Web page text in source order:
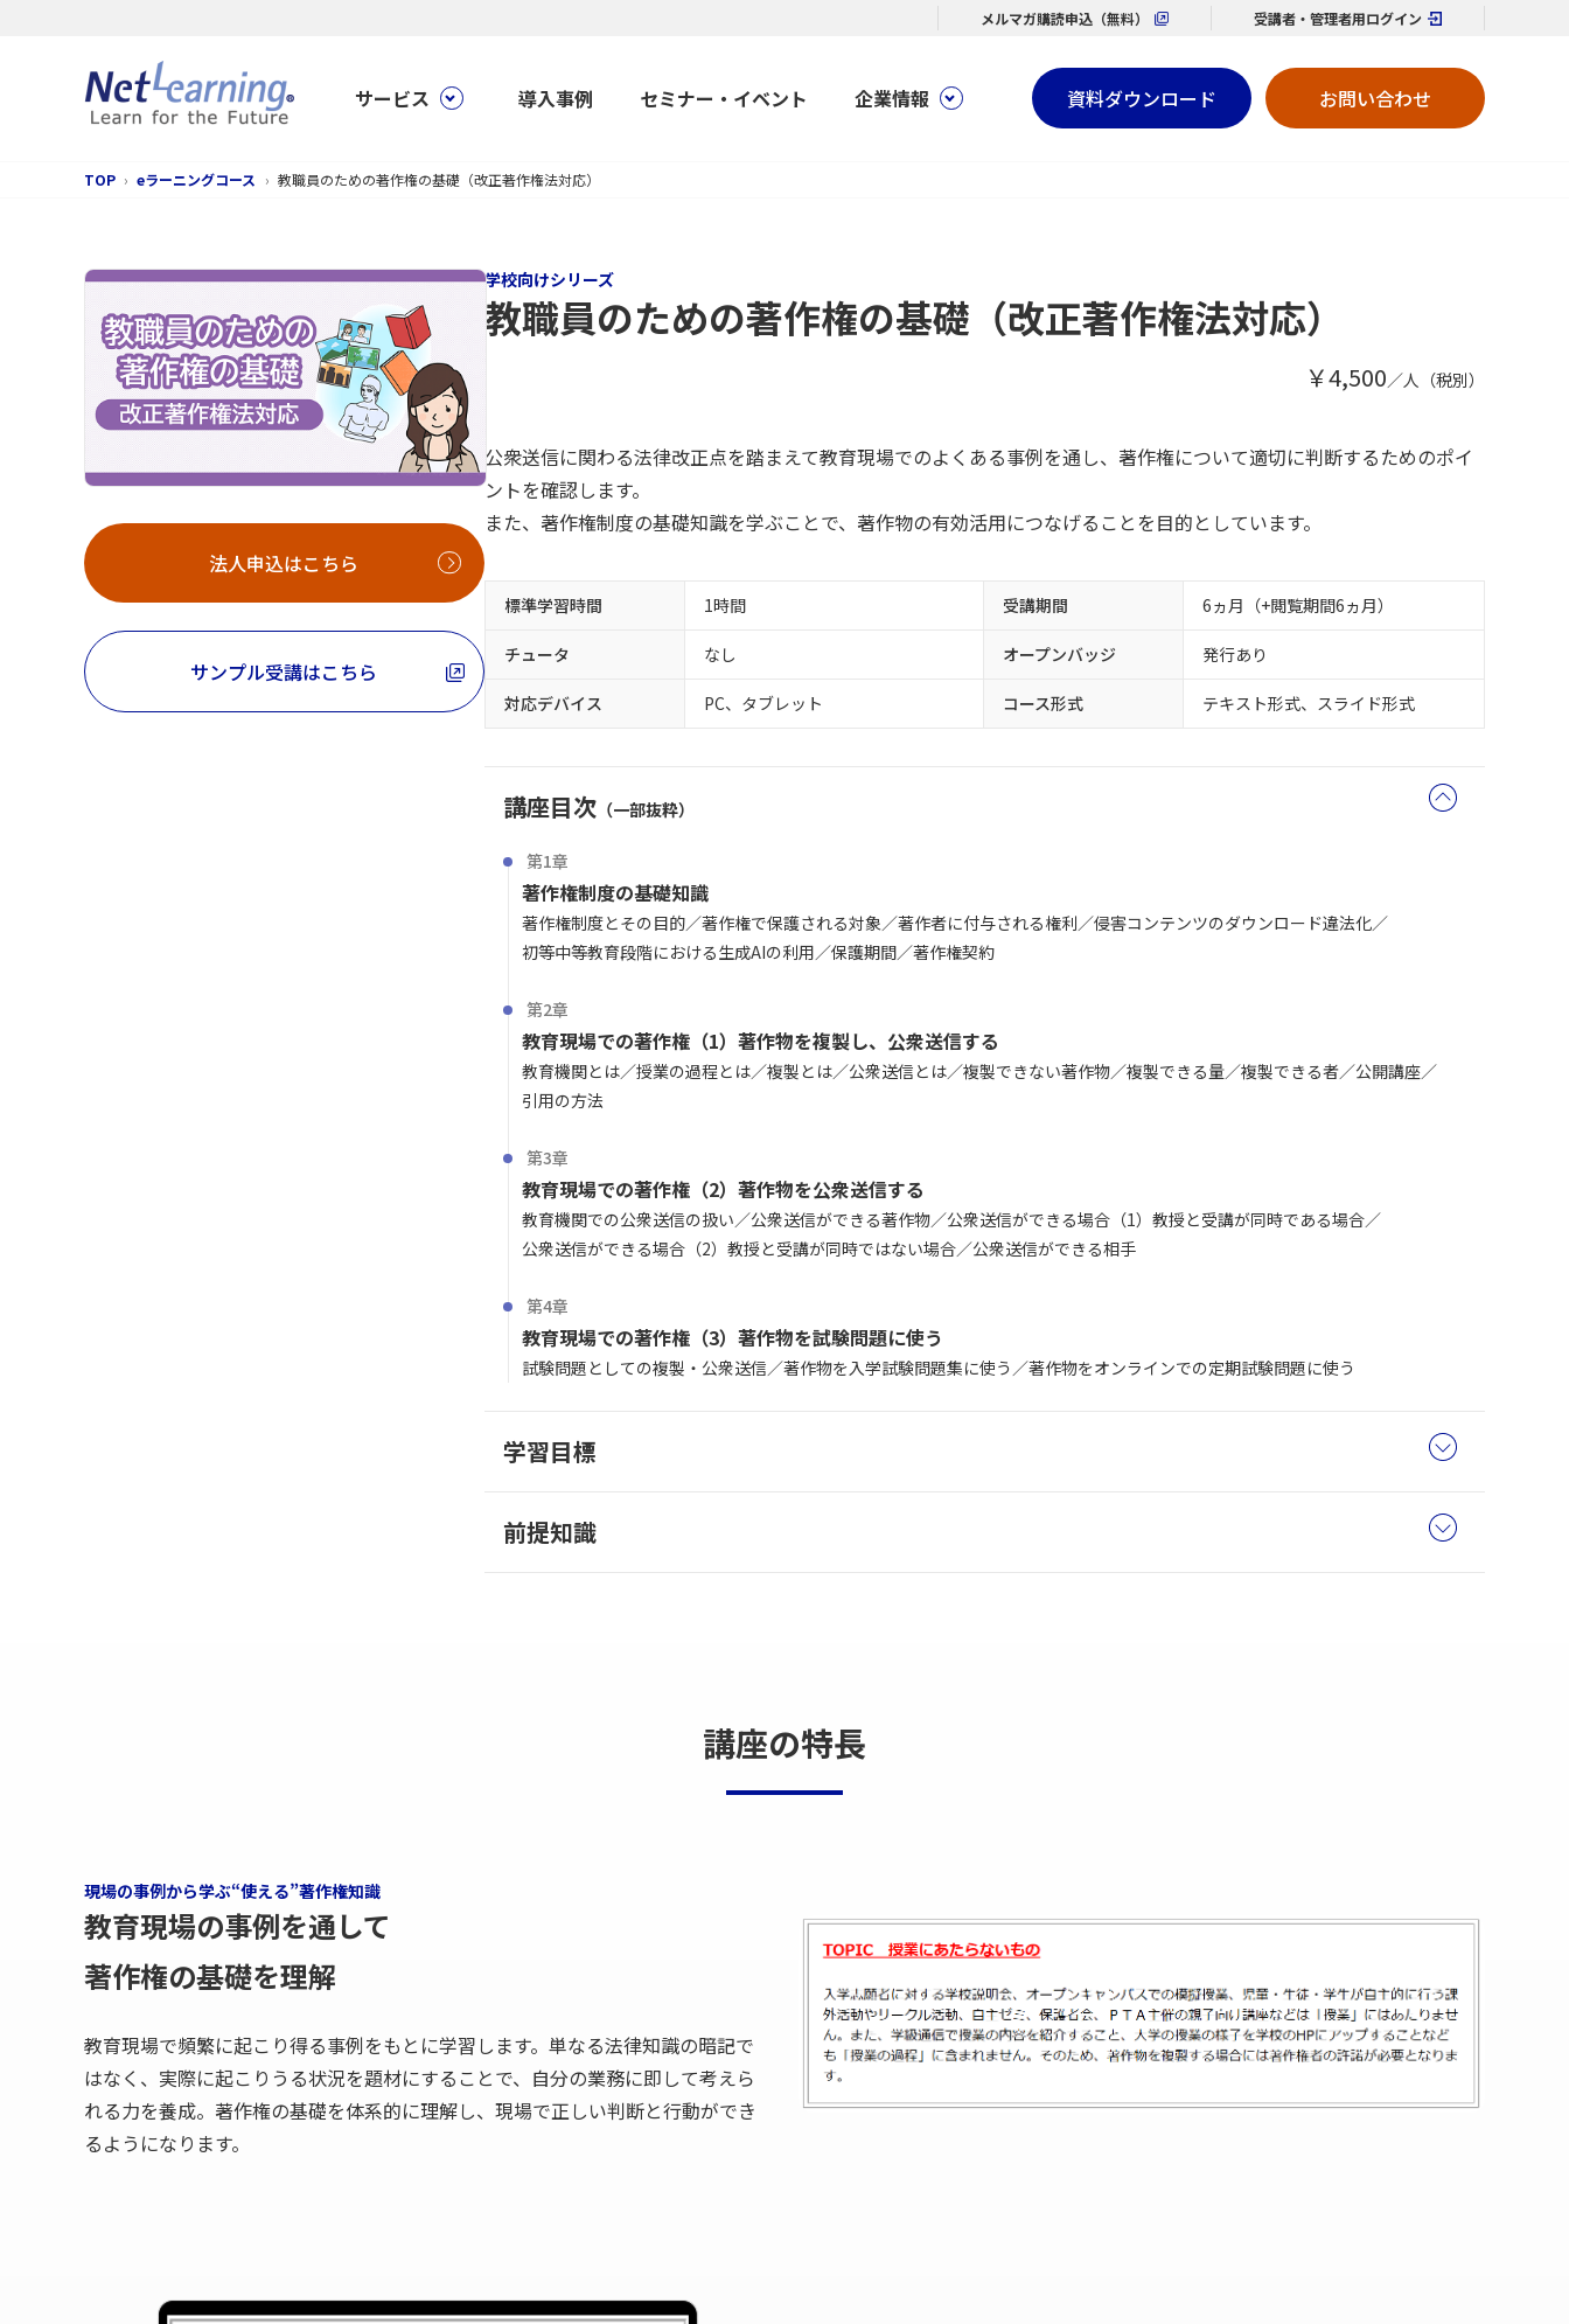
メルマガ購読申込（無料） 受講者・管理者用ログイン
サービス 導入事例 セミナー・イベント 企業情報 資料ダウンロード お問い合わせ
TOP eラーニングコース 教職員のための著作権の基礎（改正著作権法対応）
法人申込はこちら
サンプル受講はこちら
学校向けシリーズ
教職員のための著作権の基礎（改正著作権法対応）
￥4,500／人（税別）
公衆送信に関わる法律改正点を踏まえて教育現場でのよくある事例を通し、著作権について適切に判断するためのポイ
ントを確認します。
また、著作権制度の基礎知識を学ぶことで、著作物の有効活用につなげることを目的としています。
標準学習時間 1時間 受講期間 6ヵ月（+閲覧期間6ヵ月）
チュータ なし オープンバッジ 発行あり
対応デバイス PC、タブレット コース形式 テキスト形式、スライド形式
講座目次（一部抜粋）
第1章
著作権制度の基礎知識
著作権制度とその目的 著作権で保護される対象 著作者に付与される権利
侵害コンテンツのダウンロード違法化
初等中等教育段階における生成AIの利用
保護期間 著作権契約
第2章
教育現場での著作権（1）著作物を複製し、公衆送信する
教育機関とは 授業の過程とは 複製とは 公衆送信とは 複製できない著作物 複製できる量 複製できる者
公開講座
引用の方法
第3章
教育現場での著作権（2）著作物を公衆送信する
教育機関での公衆送信の扱い 公衆送信ができる著作物
公衆送信ができる場合（1）教授と受講が同時である場合
公衆送信ができる場合（2）教授と受講が同時ではない場合
公衆送信ができる相手
第4章
教育現場での著作権（3）著作物を試験問題に使う
試験問題としての複製・公衆送信 著作物を入学試験問題集に使う 著作物をオンラインでの定期試験問題に使う
学習目標
前提知識
講座の特長
現場の事例から学ぶ“使える”著作権知識
教育現場の事例を通して
著作権の基礎を理解
教育現場で頻繁に起こり得る事例をもとに学習します。単なる法律知識の暗記で
はなく、実際に起こりうる状況を題材にすることで、自分の業務に即して考えら
れる力を養成。著作権の基礎を体系的に理解し、現場で正しい判断と行動ができ
るようになります。